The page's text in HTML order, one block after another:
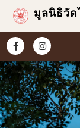
มูลนิธิวัด